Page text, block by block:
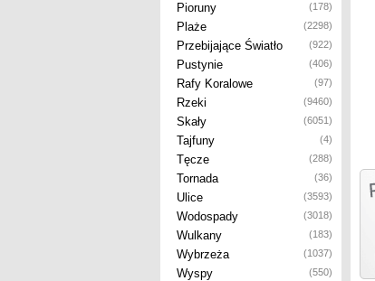
Pioruny (178)
Plaże (2298)
Przebijające Światło (922)
Pustynie (406)
Rafy Koralowe (97)
Rzeki (9460)
Skały (6051)
Tajfuny (4)
Tęcze (288)
Tornada (36)
Ulice (3593)
Wodospady (3018)
Wulkany (183)
Wybrzeża (1037)
Wyspy (550)